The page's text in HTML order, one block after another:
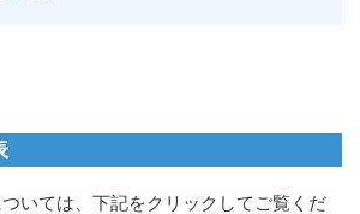
いては、下記をクリックしてご覧くだ